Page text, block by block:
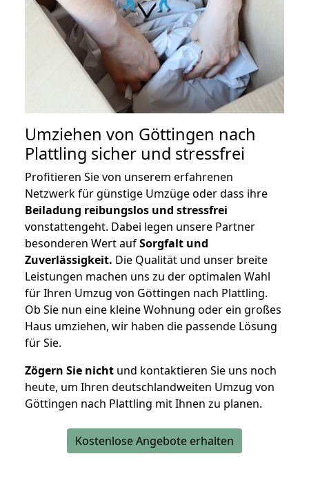
Umziehen von Göttingen nach
Plattling sicher und stressfrei
Profitieren Sie von unserem erfahrenen
Netzwerk für günstige Umzüge oder dass ihre
Beiladung reibungslos und stressfrei
vonstattengeht. Dabei legen unsere Partner
besonderen Wert aufSorgfalt und
Zuverlässigkeit. Die Qualität und unser breite
Leistungen machen uns zu der optimalen Wahl
für Ihren Umzug von Göttingen nach Plattling.
Ob Sie nun eine kleine Wohnung oder ein großes
Haus umziehen, wir haben die passende Lösung
für Sie.
Zögern Sie nicht und kontaktieren Sie uns noch
heute, um Ihren deutschlandweiten Umzug von
Göttingen nach Plattling mit Ihnen zu planen.
Kostenlose Angebote erhalten